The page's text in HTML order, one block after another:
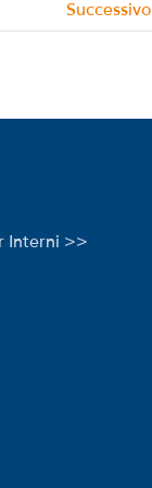
Successivo
Interni >>